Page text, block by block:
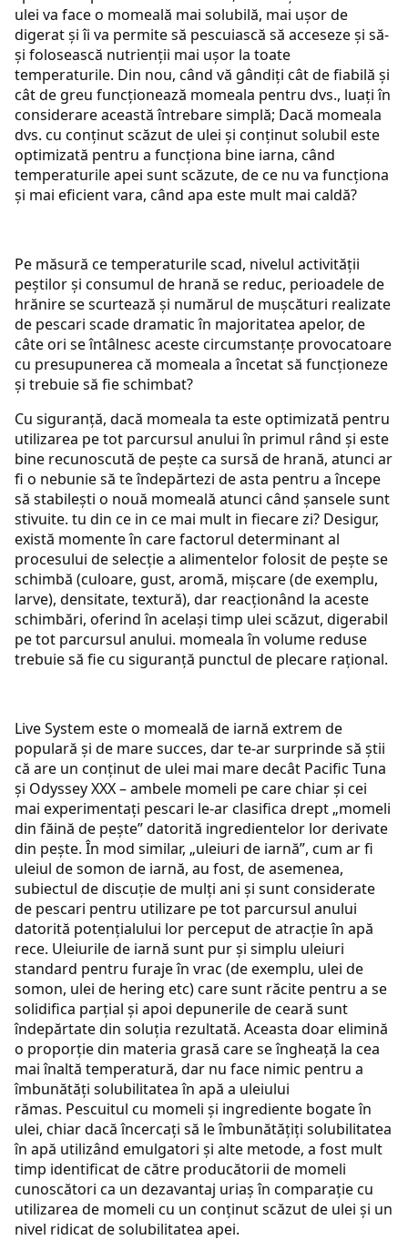
ulei va face o momeală mai solubilă, mai ușor de
digerat și îi va permite să pescuiască să acceseze și să-
și folosească nutrienții mai ușor la toate
temperaturile. Din nou, când vă gândiți cât de fiabilă și
cât de greu funcționează momeala pentru dvs., luați în
considerare această întrebare simplă; Dacă momeala
dvs. cu conținut scăzut de ulei și conținut solubil este
optimizată pentru a funcționa bine iarna, când
temperaturile apei sunt scăzute, de ce nu va funcționa
și mai eficient vara, când apa este mult mai caldă?
Pe măsură ce temperaturile scad, nivelul activității
peștilor și consumul de hrană se reduc, perioadele de
hrănire se scurtează și numărul de mușcături realizate
de pescari scade dramatic în majoritatea apelor, de
câte ori se întâlnesc aceste circumstanțe provocatoare
cu presupunerea că momeala a încetat să funcționeze
și trebuie să fie schimbat?
Cu siguranță, dacă momeala ta este optimizată pentru
utilizarea pe tot parcursul anului în primul rând și este
bine recunoscută de pește ca sursă de hrană, atunci ar
fi o nebunie să te îndepărtezi de asta pentru a începe
să stabilești o nouă momeală atunci când șansele sunt
stivuite. tu din ce in ce mai mult in fiecare zi? Desigur,
există momente în care factorul determinant al
procesului de selecție a alimentelor folosit de pește se
schimbă (culoare, gust, aromă, mișcare (de exemplu,
larve), densitate, textură), dar reacționând la aceste
schimbări, oferind în același timp ulei scăzut, digerabil
pe tot parcursul anului. momeala în volume reduse
trebuie să fie cu siguranță punctul de plecare rațional.
Live System este o momeală de iarnă extrem de
populară și de mare succes, dar te-ar surprinde să știi
că are un conținut de ulei mai mare decât Pacific Tuna
și Odyssey XXX – ambele momeli pe care chiar și cei
mai experimentați pescari le-ar clasifica drept „momeli
din făină de pește” datorită ingredientelor lor derivate
din pește. În mod similar, „uleiuri de iarnă”, cum ar fi
uleiul de somon de iarnă, au fost, de asemenea,
subiectul de discuție de mulți ani și sunt considerate
de pescari pentru utilizare pe tot parcursul anului
datorită potențialului lor perceput de atracție în apă
rece. Uleiurile de iarnă sunt pur și simplu uleiuri
standard pentru furaje în vrac (de exemplu, ulei de
somon, ulei de hering etc) care sunt răcite pentru a se
solidifica parțial și apoi depunerile de ceară sunt
îndepărtate din soluția rezultată. Aceasta doar elimină
o proporție din materia grasă care se îngheață la cea
mai înaltă temperatură, dar nu face nimic pentru a
îmbunătăți solubilitatea în apă a uleiului
rămas. Pescuitul cu momeli și ingrediente bogate în
ulei, chiar dacă încercați să le îmbunătățiți solubilitatea
în apă utilizând emulgatori și alte metode, a fost mult
timp identificat de către producătorii de momeli
cunoscători ca un dezavantaj uriaș în comparație cu
utilizarea de momeli cu un conținut scăzut de ulei și un
nivel ridicat de solubilitatea apei.